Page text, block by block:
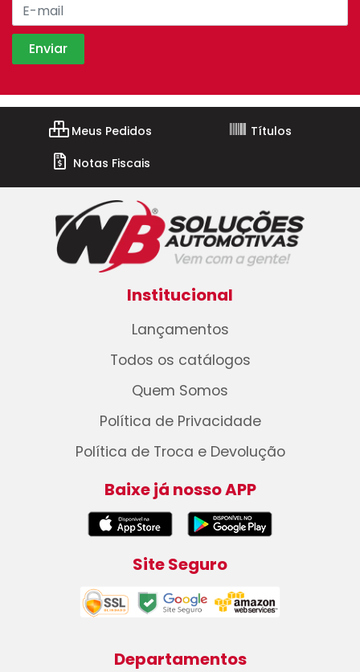
Meus Pedidos
Títulos
Notas Fiscais
Institucional
Lançamentos
Todos os catálogos
Quem Somos
Política de Privacidade
Política de Troca e Devolução
Baixe já nosso APP
Site Seguro
Departamentos